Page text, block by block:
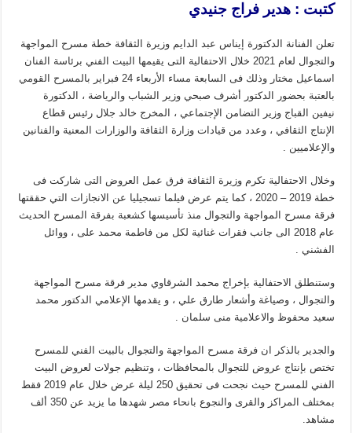
كتبت : هدير فراج جنيدي
تعلن الفنانة الدكتورة إيناس عبد الدايم وزيرة الثقافة خطة مسرح المواجهة
والتجوال لعام 2021 خلال الاحتفالية التى يقيمها البيت الفني برئاسة الفنان
اسماعيل مختار وذلك فى السابعة مساء الأربعاء 24 فبراير بالمسرح القومي
بالعتبة بحضور الدكتور أشرف صبحي وزير الشباب والرياضة ، الدكتورة
نيفين القباج وزير التضامن الإجتماعي ، المخرج خالد جلال رئيس قطاع
الإنتاج الثقافي ، وعدد من قيادات وزارة الثقافة والوزارات المعنية والفنانين
والإعلاميين .
وخلال الاحتفالية تكرم وزيرة الثقافة فرق عمل العروض التى شاركت فى
خطة 2019 – 2020 ، كما يتم عرض فيلما تسجيليا عن الانجازات التي حققتها
فرقة مسرح المواجهة والتجوال منذ تأسيسها كشعبة بفرقة المسرح الحديث
عام 2018 الى جانب فقرات غنائية لكل من فاطمة محمد على ، ووائل
الفشني .
وستنطلق الاحتفالية بإخراج محمد الشرقاوي مدير فرقة مسرح المواجهة
والتجوال ، وصياغة وأشعار طارق علي ، و يقدمها الإعلامي الدكتور محمد
سعيد محفوظ والاعلامية منى سلمان .
والجدير بالذكر ان فرقة مسرح المواجهة والتجوال بالبيت الفني للمسرح
تختص بإنتاج عروض للتجوال بالمحافظات ، وتنظيم جولات لعروض البيت
الفني للمسرح حيث نجحت فى تحقيق 250 ليلة عرض خلال عام 2019 فقط
بمختلف المراكز والقرى والنجوع بانحاء مصر شهدها ما يزيد عن 350 ألف
مشاهد.